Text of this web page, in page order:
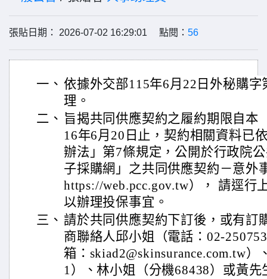
張貼日期： 2026-07-02 16:29:01 點閱： 56
一、 依據外交部115年6月22日外秘購字
理。
二、 旨揭共同供應契約之履約期限自本
16年6月20日止，契約相關資料已
辦法」第7條規定，公開於行政院
子採購網」之共同供應契約－意外
https://web.pcc.gov.tw）， 請逕行
以辦理投保事宜。
三、 請於共同供應契約下訂後，或有訂
商聯絡人邱小姐（電話：02-
箱：skiad2@skinsurance.com.tw）
1）、林小姐（分機68438）或黃